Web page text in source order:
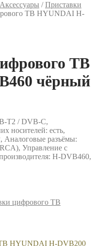
/Приставки
ТВ HYUNDAI H-
ТВ
чёрный
T2 / DVB-C,
носителей: есть,
разъёмы:
Управление с
H-DVB460,
цифрового ТВ